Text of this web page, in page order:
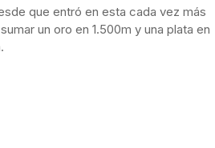
que entró en esta cada vez más
un oro en 1.500m y una plata en